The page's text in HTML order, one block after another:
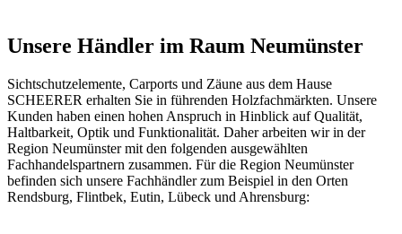
Unsere Händler im Raum Neumünster
Sichtschutzelemente, Carports und Zäune aus dem Hause
SCHEERER erhalten Sie in führenden Holzfachmärkten. Unsere
Kunden haben einen hohen Anspruch in Hinblick auf Qualität,
Haltbarkeit, Optik und Funktionalität. Daher arbeiten wir in der
Region Neumünster mit den folgenden ausgewählten
Fachhandelspartnern zusammen. Für die Region Neumünster
befinden sich unsere Fachhändler zum Beispiel in den Orten
Rendsburg, Flintbek, Eutin, Lübeck und Ahrensburg: